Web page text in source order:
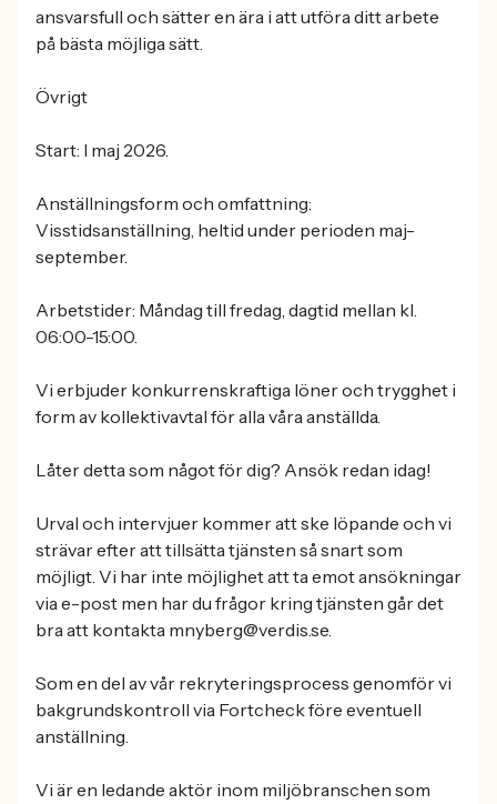
ansvarsfull och sätter en ära i att utföra ditt arbete
på bästa möjliga sätt.
Övrigt
Start: I maj 2026.
Anställningsform och omfattning:
Visstidsanställning, heltid under perioden maj-
september.
Arbetstider: Måndag till fredag, dagtid mellan kl.
06:00-15:00.
Vi erbjuder konkurrenskraftiga löner och trygghet i
form av kollektivavtal för alla våra anställda.
Låter detta som något för dig? Ansök redan idag!
Urval och intervjuer kommer att ske löpande och vi
strävar efter att tillsätta tjänsten så snart som
möjligt. Vi har inte möjlighet att ta emot ansökningar
via e-post men har du frågor kring tjänsten går det
bra att kontakta mnyberg@verdis.se.
Som en del av vår rekryteringsprocess genomför vi
bakgrundskontroll via Fortcheck före eventuell
anställning.
Vi är en ledande aktör inom miljöbranschen som